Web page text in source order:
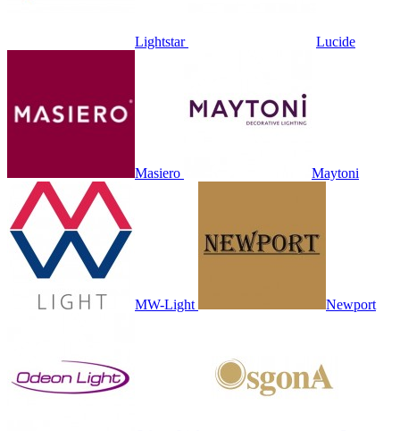
Lightstar Lucide
Masiero Maytoni
MW-Light Newport